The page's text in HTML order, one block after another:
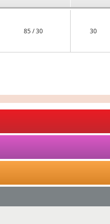
85 / 30 30